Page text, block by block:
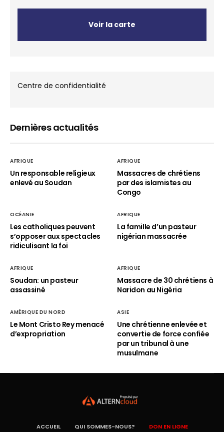
Voir la carte
Centre de confidentialité
Dernières actualités
AFRIQUE
Un responsable religieux
enlevé au Soudan
AFRIQUE
Massacres de chrétiens
par des islamistes au
Congo
OCÉANIE
Les catholiques peuvent
s’opposer aux spectacles
ridiculisant la foi
AFRIQUE
La famille d’un pasteur
nigérian massacrée
AFRIQUE
Soudan: un pasteur
assassiné
AFRIQUE
Massacre de 30 chrétiens à
Naridon au Nigéria
AMÉRIQUE DU NORD
Le Mont Cristo Rey menacé
d’expropriation
ASIE
Une chrétienne enlevée et
convertie de force confiée
par un tribunal à une
musulmane
ACCUEIL QUI SOMMES-NOUS? DON EN LIGNE